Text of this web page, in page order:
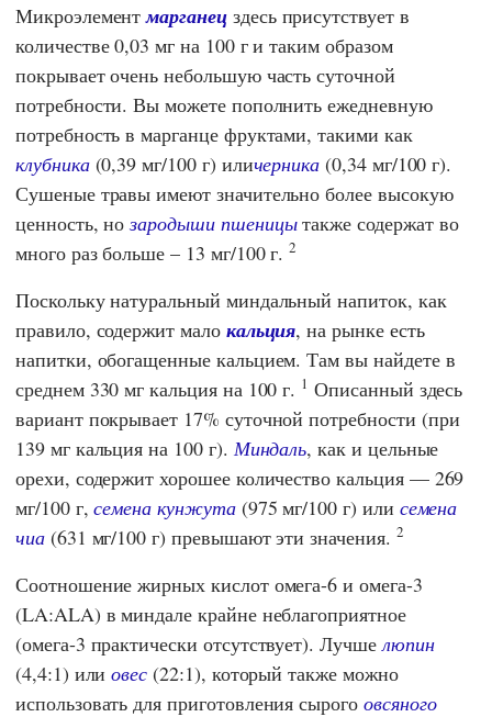
Микроэлементмарганецздесь присутствует в
количестве 0,03 мг на 100 г и таким образом
покрывает очень небольшую часть суточной
потребности. Вы можете пополнить ежедневную
потребность в марганце фруктами, такими как
клубника(0,39 мг/100 г) иличерника (0,34 мг/100 г).
Сушеные травы имеют значительно более высокую
ценность, нозародыши пшеницытакже содержат во
много раз больше – 13 мг/100 г.2
Поскольку натуральный миндальный напиток, как
правило, содержит мало кальция, на рынке есть
напитки, обогащенные кальцием. Там вы найдете в
среднем 330 мг кальция на 100 г. 1 Описанный здесь
вариант покрывает 17% суточной потребности (при
139 мг кальция на 100 г). Миндаль, как и цельные
орехи, содержит хорошее количество кальция — 269
мг/100 г,семена кунжута(975 мг/100 г) или семена
чиа(631 мг/100 г) превышают эти значения. 2
Соотношение жирных кислот омега-6 и омега-3
(LA:ALA) в миндале крайне неблагоприятное
(омега-3 практически отсутствует). Лучшелюпин
(4,4:1) илиовес (22:1), который также можно
использовать для приготовления сырого овсяного